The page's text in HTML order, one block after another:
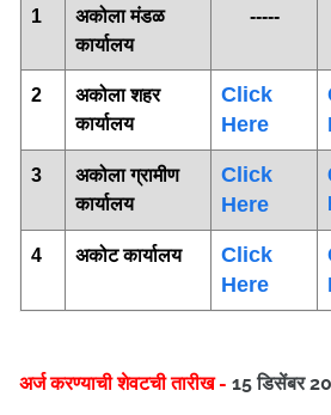
1
अकोला मंडळ
कार्यालय
-----
2
अकोला शहर
कार्यालय
Click
Here
3
अकोला ग्रामीण
कार्यालय
Click
Here
4 अकोट कार्यालय
Click
Here
अर्ज करण्याची शेवटची तारीख - 15 डिसेंबर